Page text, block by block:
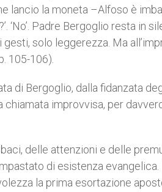
lancio la moneta –Alfoso è
‘No’. Padre Bergoglio resta in
solo leggerezza. Ma
105-106).
di Bergoglio, dalla fidanzata
improvvisa, per
delle attenzioni e delle
di esistenza
la prima esortazione